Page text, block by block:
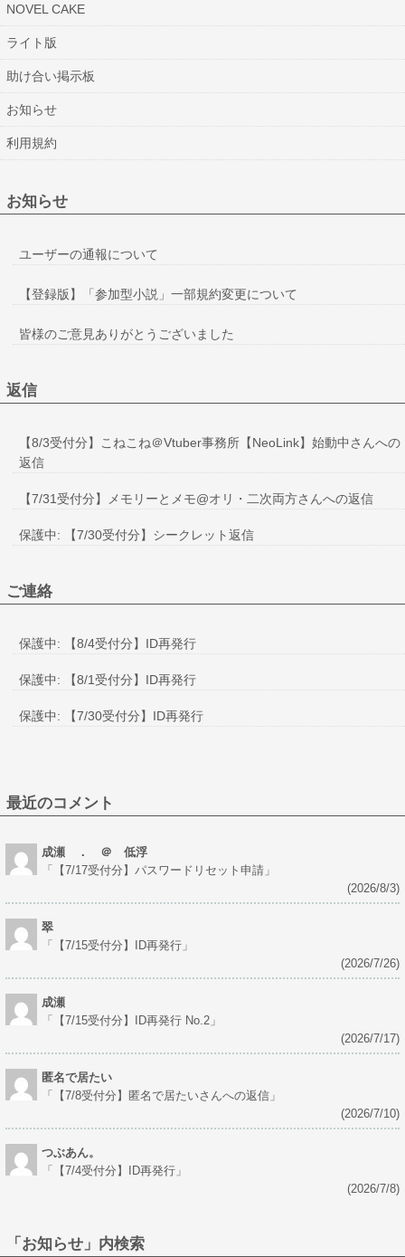
NOVEL CAKE
ライト版
助け合い掲示板
お知らせ
利用規約
お知らせ
ユーザーの通報について
【登録版】「参加型小説」一部規約変更について
皆様のご意見ありがとうございました
返信
【8/3受付分】こねこね＠Vtuber事務所【NeoLink】始動中さんへの
返信
【7/31受付分】メモリーとメモ@オリ・二次両方さんへの返信
保護中: 【7/30受付分】シークレット返信
ご連絡
保護中: 【8/4受付分】ID再発行
保護中: 【8/1受付分】ID再発行
保護中: 【7/30受付分】ID再発行
最近のコメント
成瀬 ． ＠ 低浮
「
【7/17受付分】パスワードリセット申請 」
(2026/8/3)
翠
「
【7/15受付分】ID再発行 」
(2026/7/26)
成瀬
「
【7/15受付分】ID再発行 No.2 」
(2026/7/17)
匿名で居たい
「
【7/8受付分】匿名で居たいさんへの返信 」
(2026/7/10)
つぶあん。
「
【7/4受付分】ID再発行 」
(2026/7/8)
「お知らせ」内検索